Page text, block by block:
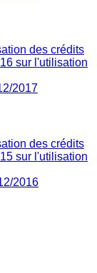
des crédits
sur l'utilisation
2017
des crédits
sur l'utilisation
2016